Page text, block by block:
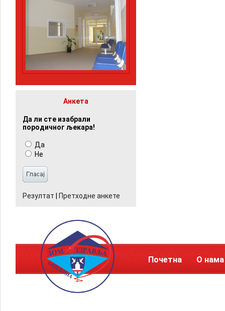
Анкета
Да ли сте изабрали
породичног љекара!
Да
Не
Резултат Претходне анкете
Почетна О нама